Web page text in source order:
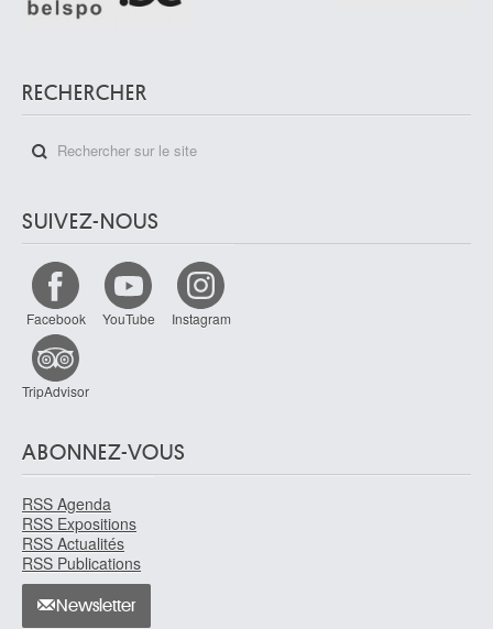
RECHERCHER
SUIVEZ-NOUS
Facebook YouTube Instagram
TripAdvisor
ABONNEZ-VOUS
RSS Agenda
RSS Expositions
RSS Actualités
RSS Publications
Newsletter